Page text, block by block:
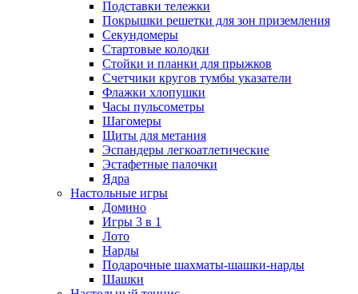
Подставки тележки
Покрышки решетки для зон приземления
Секундомеры
Стартовые колодки
Стойки и планки для прыжков
Счетчики кругов тумбы указатели
Флажки хлопушки
Часы пульсометры
Шагомеры
Щиты для метания
Эспандеры легкоатлетические
Эстафетные палочки
Ядра
Настольные игры
Домино
Игры 3 в 1
Лото
Нарды
Подарочные шахматы-шашки-нарды
Шашки